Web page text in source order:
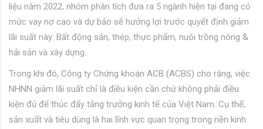
liệu năm 2022, nhóm phân tích đưa ra 5 ngành hiện tại đang có
mức vay nợ cao và dự báo sẽ hưởng lợi trước quyết định giảm
lãi suất này: Bất động sản, thép, thực phẩm, nuôi trồng nông &
hải sản và xây dựng.
Trong khi đó, Công ty Chứng khoán ACB (ACBS) cho rằng, việc
NHNN giảm lãi suất chỉ là điều kiện cần chứ không phải điều
kiện đủ để thúc đẩy tăng trưởng kinh tế của Việt Nam. Cụ thể,
sản xuất và tiêu dùng là hai lĩnh vực quan trọng trong nền kinh